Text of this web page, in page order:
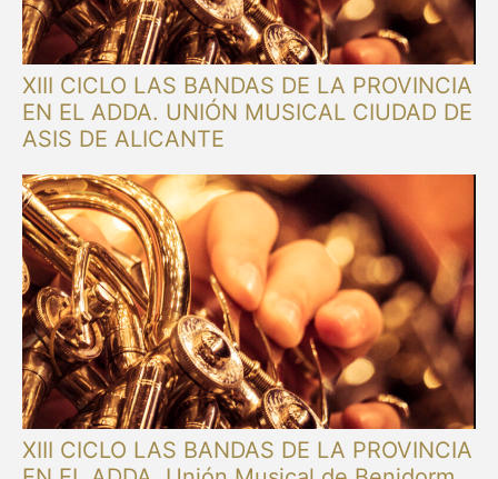
XIII CICLO LAS BANDAS DE LA PROVINCIA
EN EL ADDA. UNIÓN MUSICAL CIUDAD DE
ASIS DE ALICANTE
XIII CICLO LAS BANDAS DE LA PROVINCIA